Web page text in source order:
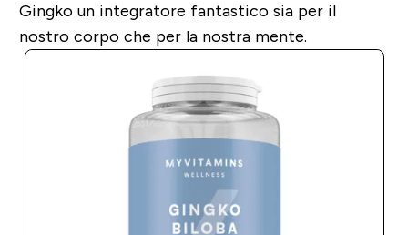
Gingko un integratore fantastico sia per il
nostro corpo che per la nostra mente.